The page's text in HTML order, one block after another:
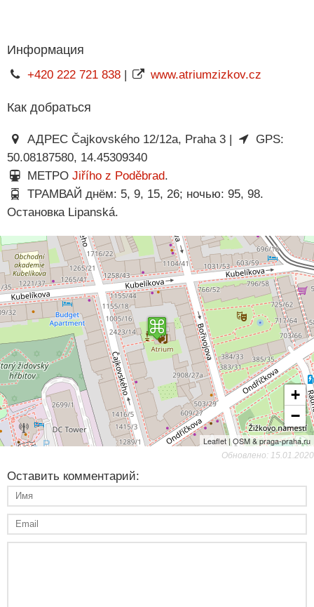
Информация
+420 222 721 838| www.atriumzizkov.cz
Как добраться
АДРЕС Čajkovského 12/12a, Praha 3 |
GPS:
50.08187580, 14.45309340
МЕТРО Jiřího z Poděbrad.
ТРАМВАЙ днём: 5, 9, 15, 26; ночью: 95, 98.
Остановка Lipanská.
+
−
Leaflet | OSM & praga-praha.ru
Обновлено: 15.01.2020
Оставить комментарий: